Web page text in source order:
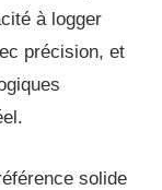
à logger
précision, et
solide